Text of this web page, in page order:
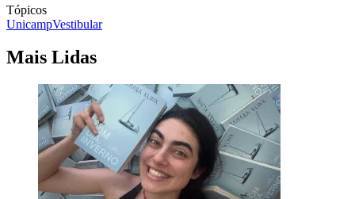
Tópicos
UnicampVestibular
Mais Lidas